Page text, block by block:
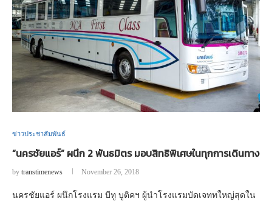
ข่าวประชาสัมพันธ์
“นครชัยแอร์” ผนึก 2 พันธมิตร มอบสิทธิพิเศษในทุกการเดินทาง
by transtimenews November 26, 2018
นครชัยแอร์ ผนึกโรงแรม บีทู บูติคฯ ผู้นำโรงแรมบัดเจททใหญ่สุดใน